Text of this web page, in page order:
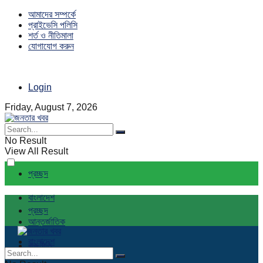
আমাদের সম্পর্কে
প্রাইভেসি পলিসি
শর্ত ও নীতিমালা
যোগাযোগ করুন
Login
Friday, August 7, 2026
No Result
View All Result
প্রচ্ছদ
বাংলাদেশ
আন্তর্জাতিক
রাজনীতি
প্রচ্ছদ
বাংলাদেশ